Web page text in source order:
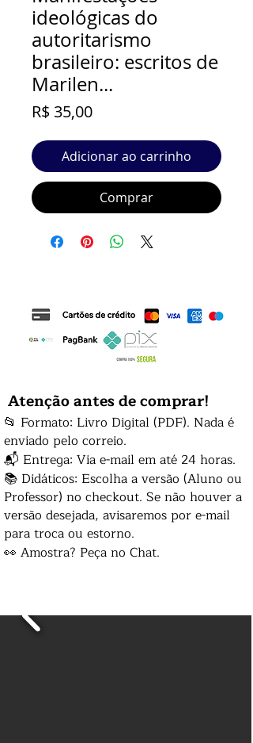
ideológicas do
autoritarismo
brasileiro: escritos de
Marilen...
R$ 35,00Preço
Adicionar ao carrinho
Comprar
Atenção antes de comprar!
📂 Formato: Livro Digital (PDF). Nada é
enviado pelo correio.
📬 Entrega: Via e-mail em até 24 horas.
📚 Didáticos: Escolha a versão (Aluno ou
Professor) no checkout. Se não houver a
versão desejada, avisaremos por e-mail
para troca ou estorno.
👀 Amostra? Peça no Chat.